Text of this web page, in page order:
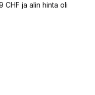
ja alin hinta oli